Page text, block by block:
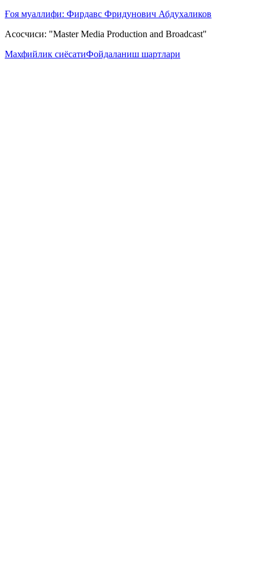
Ғоя муаллифи: Фирдавс Фридунович Абдухаликов
Асосчиси: "Master Media Production and Broadcast"
Махфийлик сиёсатиФойдаланиш шартлари